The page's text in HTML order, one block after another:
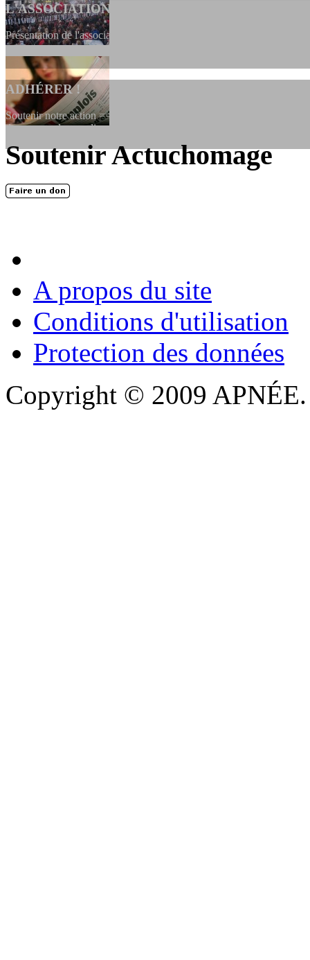
L'ASSOCIATION
Présentation de l'association et de sa charte qui encadre nos actions
ADHÉRER !
Soutenir notre action ==> Si vous souhaitez adhérer à
dessous, en le remplissant et en...
LES FONDATEURS
En 2004, une dizaine de personnes contribuèrent au lancement de
Soutenir Actuchomage
A propos du site
Conditions d'utilisation
Protection des données
Copyright © 2009 APNÉE.